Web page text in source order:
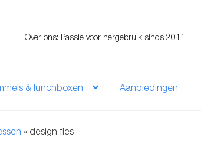
Over ons: Passie voor hergebruik sinds 2011
& lunchboxen Aanbiedingen
» design fles